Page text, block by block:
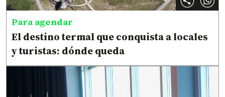
Para agendar
El destino termal que conquista a locales
y turistas: dónde queda